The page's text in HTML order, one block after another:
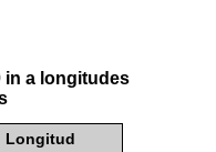
in a longitudes
Longitud